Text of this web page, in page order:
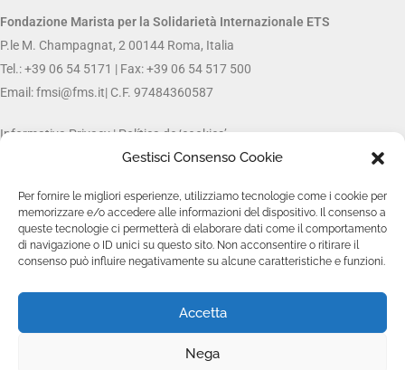
Gestisci Consenso Cookie
Per fornire le migliori esperienze, utilizziamo tecnologie come i cookie per
memorizzare e/o accedere alle informazioni del dispositivo. Il consenso a
queste tecnologie ci permetterà di elaborare dati come il comportamento
di navigazione o ID unici su questo sito. Non acconsentire o ritirare il
consenso può influire negativamente su alcune caratteristiche e funzioni.
Accetta
Nega
Fondazione Marista per la Solidarietà Internazionale ETS
P.le M. Champagnat, 2 00144 Roma, Italia
Tel.: +39 06 54 5171 | Fax: +39 06 54 517 500
Email:fmsi@fms.it| C.F. 97484360587
Informativa Privacy | Política de ‘cookies’